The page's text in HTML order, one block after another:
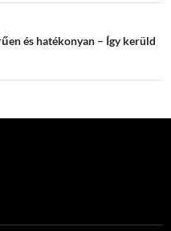
és hatékonyan – Így kerüld